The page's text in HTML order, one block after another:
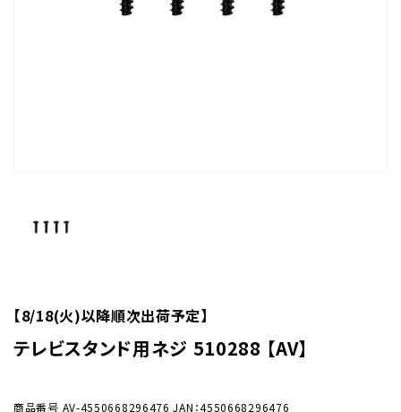
【8/18(火)以降順次出荷予定】
テレビスタンド用ネジ 510288 【AV】
商品番号 AV-4550668296476 JAN：4550668296476